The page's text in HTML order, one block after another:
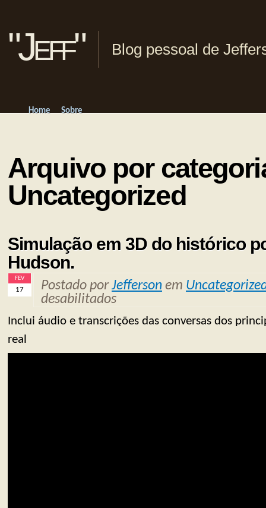
"Jeff" Blog pessoal de
Home Sobre
Arquivo por
Uncategorized
Simulação em 3D do histórico
Hudson.
FEV
17 Postado porJefferson em
desabilitados
Inclui áudio e transcrições das conversas dos
real